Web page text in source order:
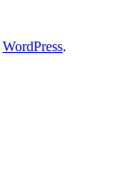
WordPress.